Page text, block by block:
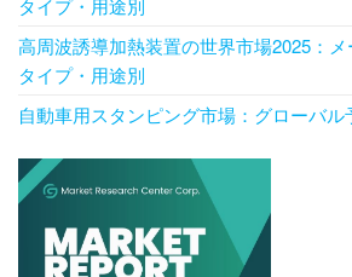
タイプ・用途別
高周波誘導加熱装置の世界市場2025：メ
タイプ・用途別
自動車用スタンピング市場：グローバル